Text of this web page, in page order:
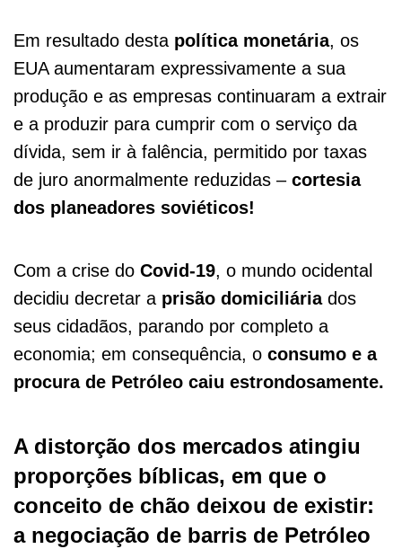
Em resultado desta política monetária, os
EUA aumentaram expressivamente a sua
produção e as empresas continuaram a extrair
e a produzir para cumprir com o serviço da
dívida, sem ir à falência, permitido por taxas
de juro anormalmente reduzidas – cortesia
dos planeadores soviéticos!
Com a crise do Covid-19, o mundo ocidental
decidiu decretar a prisão domiciliáriados
seus cidadãos, parando por completo a
economia; em consequência, o consumo e a
procura de Petróleo caiu estrondosamente.
A distorção dos mercados atingiu
proporções bíblicas, em que o
conceito de chão deixou de existir:
a negociação de barris de Petróleo